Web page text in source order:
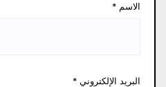
الاسم *
البريد الإلكتروني *